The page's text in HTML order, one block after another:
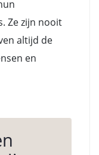
Ze zijn nooit
altijd de
en